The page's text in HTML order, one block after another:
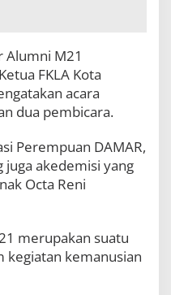
Alumni M21
FKLA Kota
acara
dua pembicara.
Perempuan DAMAR,
juga akedemisi yang
Octa Reni
merupakan suatu
kegiatan kemanusian